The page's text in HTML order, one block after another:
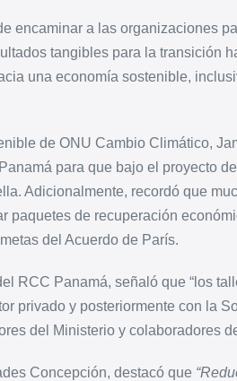
encaminar a las organizaciones
tangibles para la transición
una economía sostenible,
de ONU Cambio Climático,
para que bajo el proyecto
Adicionalmente, recordó que
paquetes de recuperación
del Acuerdo de París.
RCC Panamá, señaló que “los
privado y posteriormente con la
del Ministerio y colaboradores
Concepción, destacó que